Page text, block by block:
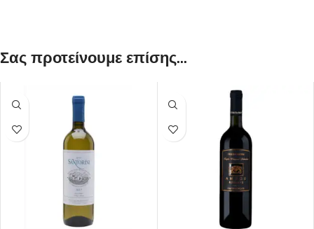
Σας προτείνουμε επίσης...